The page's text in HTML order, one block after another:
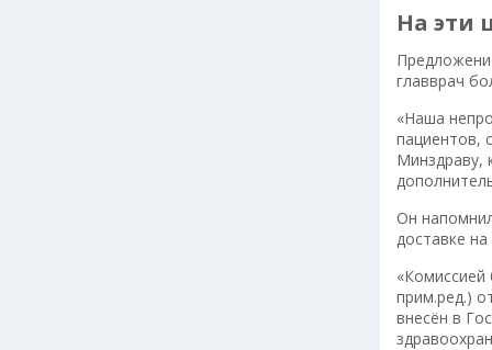
На эти
главврач
«Наша
пациентов,
Минздраву,
Он
доставке
прим.ред.)
внесён в